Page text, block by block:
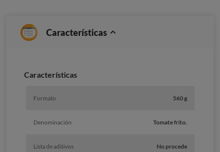
Características
Características
Formato 560 g
Denominación Tomate frito.
Lista de aditivos No procede